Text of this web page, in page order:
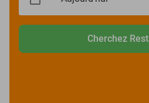
Cherchez